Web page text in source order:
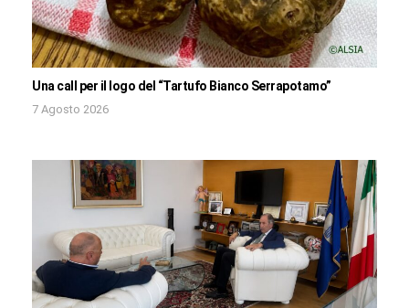
Una call per il logo del “Tartufo Bianco Serrapotamo”
7 Agosto 2026